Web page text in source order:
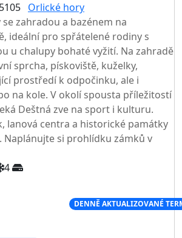
Orlické hory
zahradou a bazénem na
ideální pro spřátelené rodiny s
u chalupy bohaté vyžití. Na zahradě
sprcha, pískoviště, kuželky,
prostředí k odpočinku, ale i
na kole. V okolí spousta příležitostí
Deštná zve na sport i kulturu.
lanová centra a historické památky
Naplánujte si prohlídku zámků v
4
DENNĚ AKTUALIZOVANÉ